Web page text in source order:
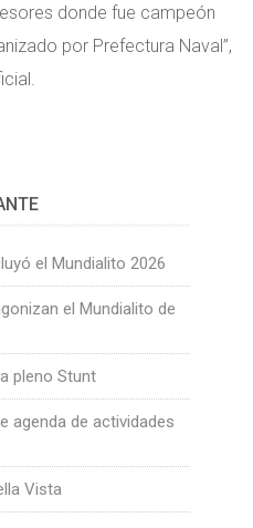
donde fue campeón
por Prefectura Naval”,
el Mundialito 2026
el Mundialito de
pleno Stunt
agenda de actividades
Vista